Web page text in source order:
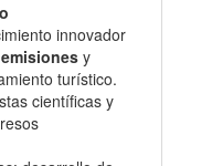
innovador
y
turístico.
científicas y